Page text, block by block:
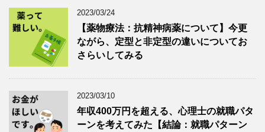
2023/03/24
【薬物療法：抗精神病薬について】今更
ながら、定型と非定型の違いについてお
さらいしてみる
2023/03/10
年収400万円を超える、心理士の就職パタ
ーンを考えてみた【結論：就職パターン